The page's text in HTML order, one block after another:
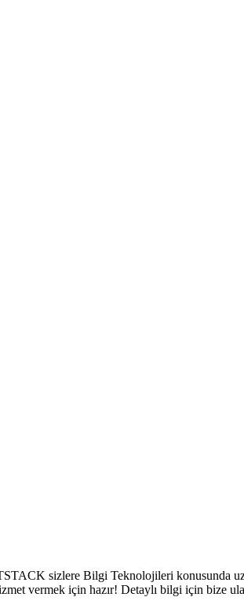
sizlere Bilgi Teknolojileri konusunda
vermek için hazır! Detaylı bilgi için bize